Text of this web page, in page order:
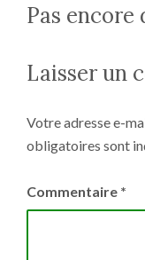
Pas
Laisser un
Votre adresse e-
obligatoires sont
Commentaire *